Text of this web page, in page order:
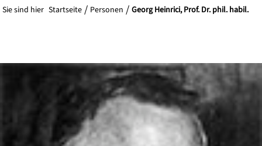
Sie sind hier Startseite Personen Georg Heinrici, Prof. Dr. phil. habil.